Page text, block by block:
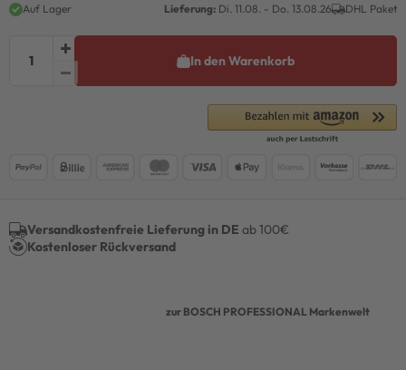
Auf Lager Lieferung: Di. 11.08. - Do. 13.08.26 DHL Paket
In den Warenkorb
Versandkostenfreie Lieferung in DE ab 100€
Kostenloser Rückversand
zur BOSCH PROFESSIONAL Markenwelt